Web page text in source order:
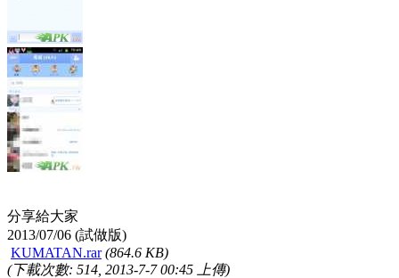
分享給大家
2013/07/06 (試做版)
KUMATAN.rar (864.6 KB)
(下載次數: 514, 2013-7-7 00:45 上傳)